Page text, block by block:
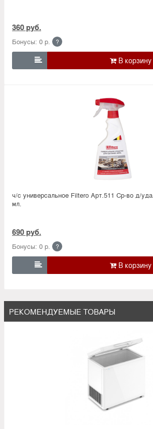
360 руб.
Бонусы: 0 р. ?

ч/с универсальное Filtero Арт.511 Ср-во д/
мл.
690 руб.
Бонусы: 0 р. ?

РЕКОМЕНДУЕМЫЕ ТОВАРЫ